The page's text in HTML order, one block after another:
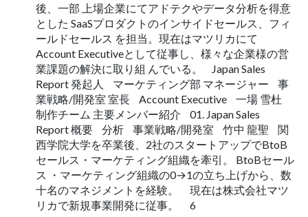
後、一部 上場企業にてアドテクやデータ分析を得意
とした SaaSプロダクトのインサイドセールス、フィ
ールドセールス を担当。現在はマツリカにて
Account Executiveとして従事し、様々な企業様の営
業課題の解決に取り組 んでいる。 Japan Sales
Report 発起人 マーケティング部 マネージャー 事
業戦略/開発室 室長 Account Executive 一場 雪杜
制作チーム 主要メンバー紹介 01. Japan Sales
Report 概要 分析 事業戦略/開発室 竹中 龍聖 関
西学院大学を卒業後、2社のスタートアップでBtoB
セールス・マーケティング組織を牽引。 BtoBセール
ス ・マーケティング組織の0→1の立ち上げから、数
十名のマネジメントを経験。 現在は株式会社マツ
リカで新規事業開発に従事。 6